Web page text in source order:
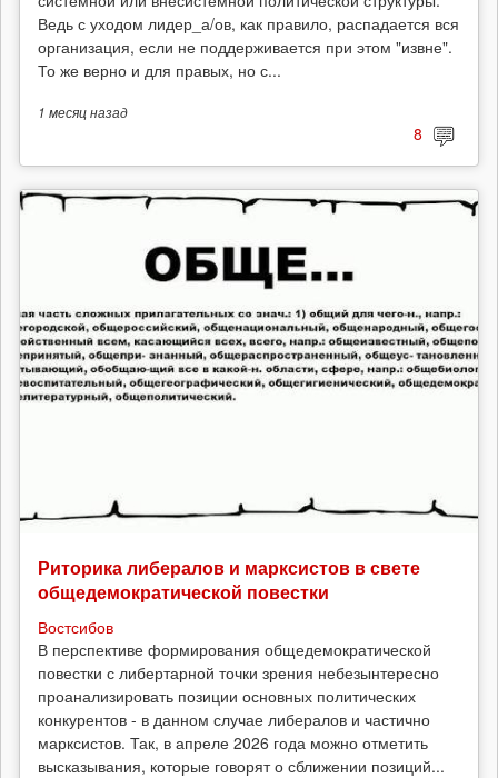
Ведь с уходом лидер_а/ов, как правило, распадается вся
организация, если не поддерживается при этом "извне".
То же верно и для правых, но с...
1 месяцназад
8
Риторика либералов и марксистов в свете
общедемократической повестки
Востсибов
В перспективе формирования общедемократической
повестки с либертарной точки зрения небезынтересно
проанализировать позиции основных политических
конкурентов - в данном случае либералов и частично
марксистов. Так, в апреле 2026 года можно отметить
высказывания, которые говорят о сближении позиций...